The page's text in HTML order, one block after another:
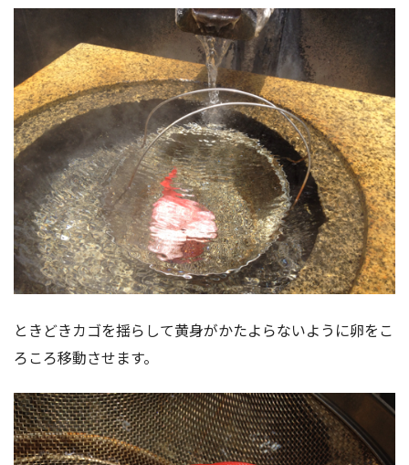
ときどきカゴを揺らして黄身がかたよらないように卵をこ
ろころ移動させます。